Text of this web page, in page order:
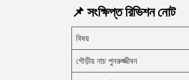
📌 সংক্ষিপ্ত রিভিশন নোট
বিষয়
গৌড়ীয় নাচ পুনরুজ্জীবন